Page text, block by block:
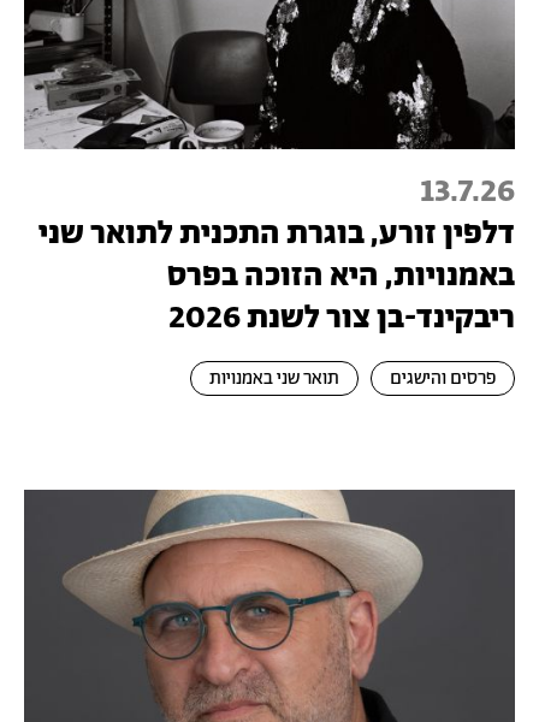
13.7.26
דלפין זורע, בוגרת התכנית לתואר שני
באמנויות, היא הזוכה בפרס
ריבקינד-בן צור לשנת 2026
פרסים והישגים תואר שני באמנויות